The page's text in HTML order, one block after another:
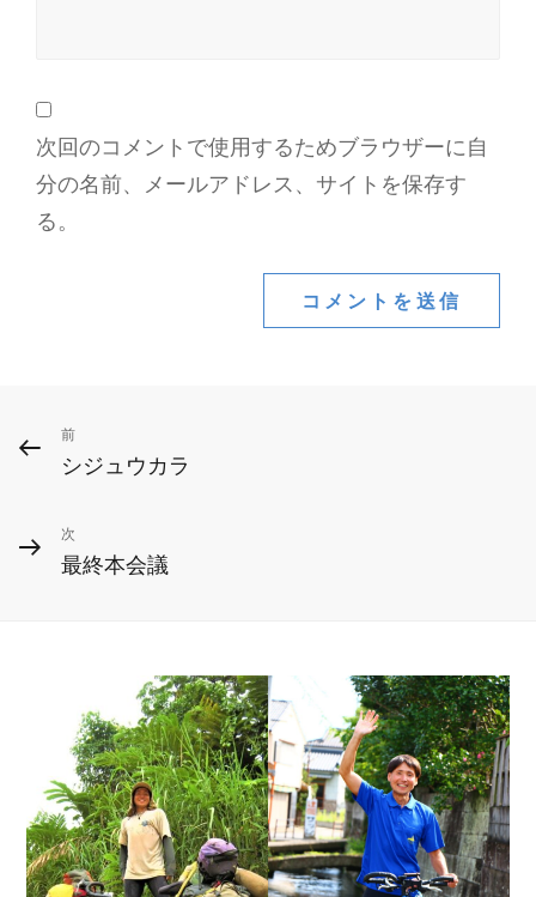
次回のコメントで使用するためブラウザーに自
分の名前、メールアドレス、サイトを保存す
る。
投
稿
ナ
ビ
ン
前
の
稿
前
シジュウカラ
次
の
次
最終本会議